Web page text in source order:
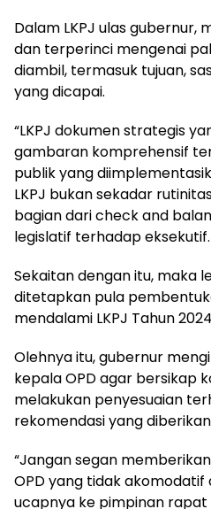
Dalam LKPJ ulas gubernur,
dan terperinci mengenai
diambil, termasuk tujuan,
yang dicapai.
“LKPJ dokumen strategis
gambaran komprehensif
publik yang
LKPJ bukan sekadar
bagian dari check and
legislatif terhadap eksekutif.
Sekaitan dengan itu, maka
ditetapkan pula
mendalami LKPJ Tahun
Olehnya itu, gubernur
kepala OPD agar bersikap
melakukan penyesuaian
rekomendasi yang diberikan
“Jangan segan
OPD yang tidak akomodatif
ucapnya ke pimpinan